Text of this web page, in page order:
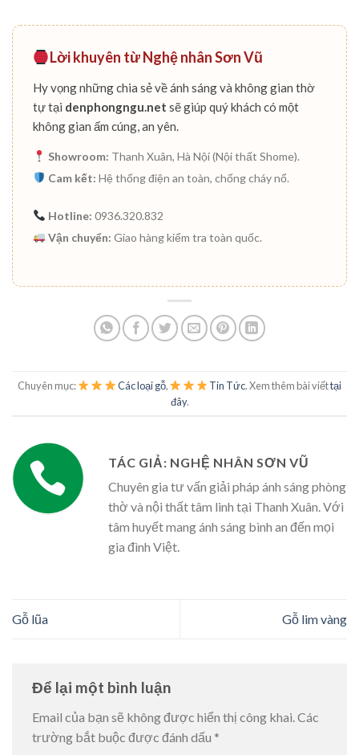
Lời khuyên từ Nghệ nhân Sơn Vũ
Hy vọng những chia sẻ về ánh sáng và không gian thờ
tự tại denphongngu.net sẽ giúp quý khách có một
không gian ấm cúng, an yên.
Showroom: Thanh Xuân, Hà Nội (Nội thất Shome).
Cam kết: Hệ thống điện an toàn, chống cháy nổ.
Hotline: 0936.320.832
Vận chuyển: Giao hàng kiểm tra toàn quốc.
Chuyên mục: Các loại gỗ, Tin Tức. Xem thêm bài viếttại
đây.
TÁC GIẢ: NGHỆ NHÂN SƠN VŨ
Chuyên gia tư vấn giải pháp ánh sáng phòng
thờ và nội thất tâm linh tại Thanh Xuân. Với
tâm huyết mang ánh sáng bình an đến mọi
gia đình Việt.
Gỗ lũa Gỗ lim vàng
Để lại một bình luận
Email của bạn sẽ không được hiển thị công khai.Các
trường bắt buộc được đánh dấu *